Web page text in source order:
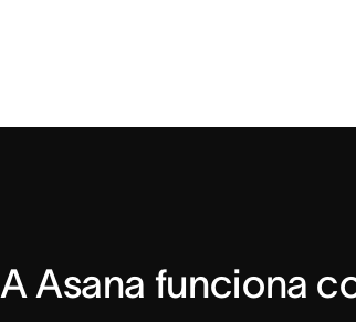
A Asana funciona